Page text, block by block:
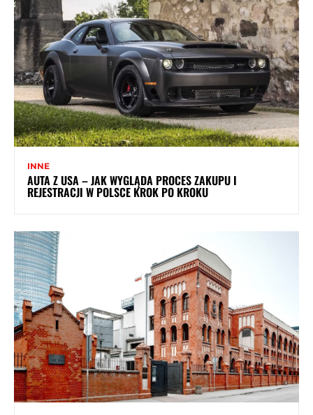
INNE
AUTA Z USA – JAK WYGLĄDA PROCES ZAKUPU I
REJESTRACJI W POLSCE KROK PO KROKU